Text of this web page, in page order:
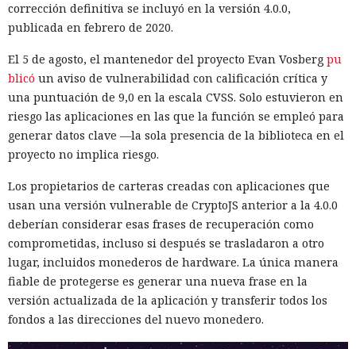
corrección definitiva se incluyó en la versión 4.0.0,
publicada en febrero de 2020.
El 5 de agosto, el mantenedor del proyecto Evan Vosberg pu
blicó un aviso de vulnerabilidad con calificación crítica y
una puntuación de 9,0 en la escala CVSS. Solo estuvieron en
riesgo las aplicaciones en las que la función se empleó para
generar datos clave —la sola presencia de la biblioteca en el
proyecto no implica riesgo.
Los propietarios de carteras creadas con aplicaciones que
usan una versión vulnerable de CryptoJS anterior a la 4.0.0
deberían considerar esas frases de recuperación como
comprometidas, incluso si después se trasladaron a otro
lugar, incluidos monederos de hardware. La única manera
fiable de protegerse es generar una nueva frase en la
versión actualizada de la aplicación y transferir todos los
fondos a las direcciones del nuevo monedero.